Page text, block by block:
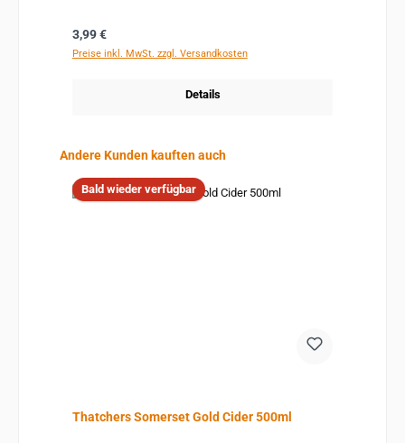
Regulärer Preis:
3,99 €
Preise inkl. MwSt. zzgl. Versandkosten
Details
Produktgalerie überspringen
Andere Kunden kauften auch
Bald wieder verfügbar
Thatchers Somerset Gold Cider 500ml